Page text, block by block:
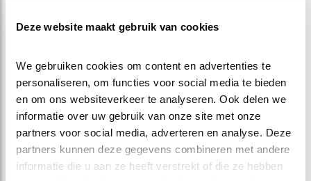
Deze website maakt gebruik van cookies
We gebruiken cookies om content en advertenties te
personaliseren, om functies voor social media te bieden
en om ons websiteverkeer te analyseren. Ook delen we
informatie over uw gebruik van onze site met onze
partners voor social media, adverteren en analyse. Deze
partners kunnen deze gegevens combineren met andere
informatie die u aan ze heeft verstrekt of die ze hebben
Kenmerken van het ooit uitsluitend in arctische streken
ligt nog steeds vol dons als bescherming tegen koude
polaire omstandigheden. Bovendien gaan ze ook
behoorlijk later broeden dan de grauwe gans, hoewel de
aanvang van het broeden geleidelijk naar voren lijkt te
schuiven.
Net als de grote sterns hebben ze wel een ander risico: